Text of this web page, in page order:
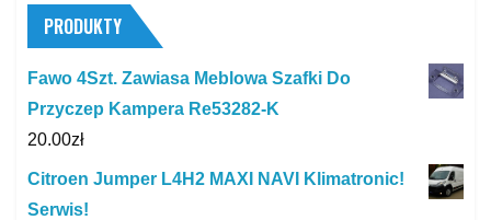
PRODUKTY
Fawo 4Szt. Zawiasa Meblowa Szafki Do
Przyczep Kampera Re53282-K
20.00zł
Citroen Jumper L4H2 MAXI NAVI Klimatronic!
Serwis!